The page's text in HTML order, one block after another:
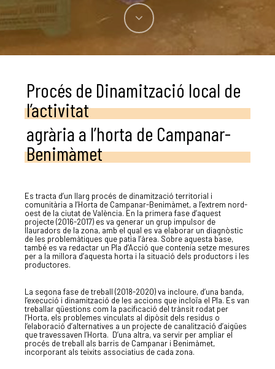
Procés de Dinamització local de
l’activitat
agrària a l’horta de Campanar-
Benimàmet
Es tracta d’un llarg procés de dinamització territorial i
comunitària a l’Horta de Campanar-Benimàmet, a l’extrem nord-
oest de la ciutat de València. En la primera fase d’aquest
projecte (2016-2017) es va generar un grup impulsor de
llauradors de la zona, amb el qual es va elaborar un diagnòstic
de les problemàtiques que patia l’àrea. Sobre aquesta base,
també es va redactar un Pla d’Acció que contenia setze mesures
per a la millora d’aquesta horta i la situació dels productors i les
productores.
La segona fase de treball (2018-2020) va incloure, d’una banda,
l’execució i dinamització de les accions que incloïa el Pla. Es van
treballar qüestions com la pacificació del trànsit rodat per
l’Horta, els problemes vinculats al dipòsit dels residus o
l’elaboració d’alternatives a un projecte de canalització d’aigües
que travessaven l’Horta. D’una altra, va servir per ampliar el
procés de treball als barris de Campanar i Benimàmet,
incorporant als teixits associatius de cada zona.